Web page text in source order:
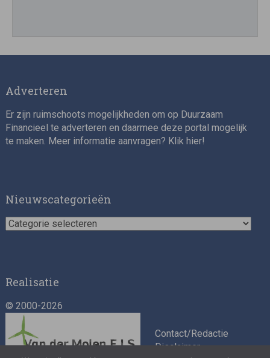
Director, Impact Investing
Asset Management Internship – Responsible
Adverteren
Er zijn ruimschoots mogelijkheden om op Duurzaam
Financieel te adverteren en daarmee deze portal mogelijk
te maken. Meer informatie aanvragen? Klik hier!
Nieuwscategorieën
Nieuwscategorieën
Realisatie
© 2000-2026
Contact/Redactie
Disclaimer